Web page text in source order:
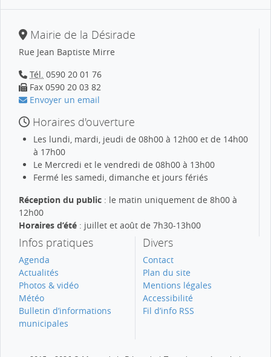
Mairie de la Désirade
Rue Jean Baptiste Mirre
Tél. 0590 20 01 76
Fax 0590 20 03 82
Envoyer un email
Horaires d'ouverture
Les lundi, mardi, jeudi de 08h00 à 12h00 et de 14h00
à 17h00
Le Mercredi et le vendredi de 08h00 à 13h00
Fermé les samedi, dimanche et jours fériés
Réception du public : le matin uniquement de 8h00 à
12h00
Horaires d’été : juillet et août de 7h30-13h00
Infos pratiques
Agenda
Actualités
Photos & vidéo
Météo
Bulletin d’informations
municipales
Divers
Contact
Plan du site
Mentions légales
Accessibilité
Fil d’info RSS